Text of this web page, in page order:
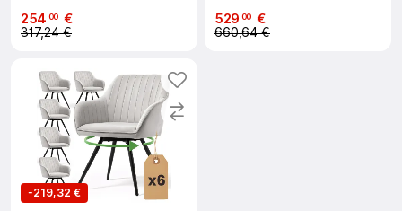
254 00 €
317,24 €
529 00 €
660,64 €
-219,32 €